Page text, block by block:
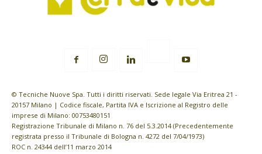
© Tecniche Nuove Spa. Tutti i diritti riservati. Sede legale Via Eritrea 21 -
20157 Milano | Codice fiscale, Partita IVA e Iscrizione al Registro delle
imprese di Milano: 00753480151
Registrazione Tribunale di Milano n. 76 del 5.3.2014 (Precedentemente
registrata presso il Tribunale di Bologna n. 4272 del 7/04/1973)
ROC n. 24344 dell’11 marzo 2014